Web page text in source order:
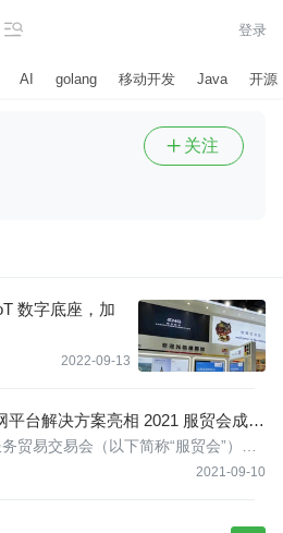
 登录
AI golang 移动开发 Java 开源
 关注
数字底座，加
2022-09-13
台解决方案亮相 2021 服贸会成果
2021-09-10
贸易交易会（以下简称“服贸会”）成
物工业互联网平台全价值链解决方案